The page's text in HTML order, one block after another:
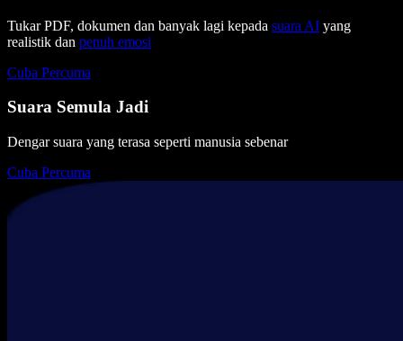
Tukar PDF, dokumen dan banyak lagi kepada suara AI yang
realistik dan penuh emosi
Cuba Percuma
Suara Semula Jadi
Dengar suara yang terasa seperti manusia sebenar
Cuba Percuma